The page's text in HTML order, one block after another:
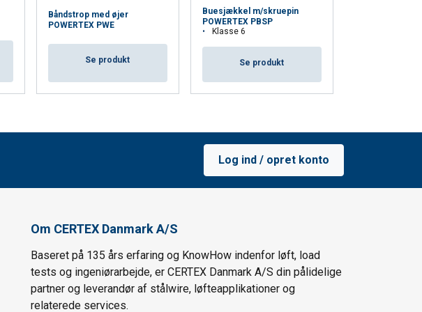
Båndstrop med øjer
POWERTEX PWE
Se produkt
Buesjækkel m/skruepin
POWERTEX PBSP
Klasse 6
Se produkt
Log ind / opret konto
Om CERTEX Danmark A/S
Baseret på 135 års erfaring og KnowHow indenfor løft, load
tests og ingeniørarbejde, er CERTEX Danmark A/S din pålidelige
partner og leverandør af stålwire, løfteapplikationer og
relaterede services.